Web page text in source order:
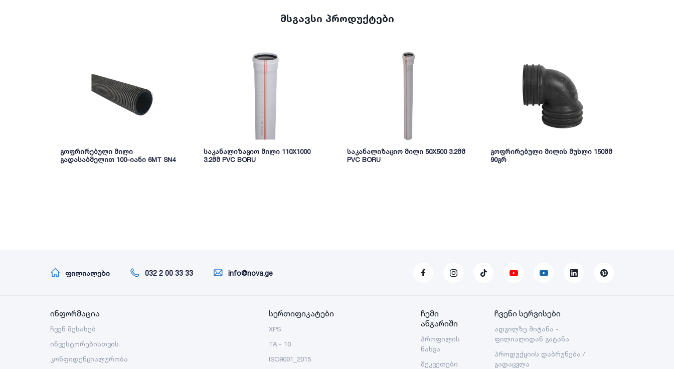
მსგავსი პროდუქტები
გოფრირებული მილი
გადასაბმელით 100-იანი 6MT SN4
საკანალიზაციო მილი 110X1000
3.2მმ PVC BORU
საკანალიზაციო მილი 50X500 3.2მმ
PVC BORU
გოფრირებული მილის მუხლი 150მმ
90გრ
ფილიალები 032 2 00 33 33 info@nova.ge
ინფორმაცია
ჩვენ შესახებ
ინვესტორებისთვის
კონფიდენციალურობა
სერთიფიკატები
XPS
TA - 10
ISO9001_2015
ჩემი
ანგარიში
პროფილის
ნახვა
შეკვეთები
ჩვენი სერვისები
ადგილზე მიტანა -
ფილიალიდან გატანა
პროდუქციის დაბრუნება /
გადაცვლა